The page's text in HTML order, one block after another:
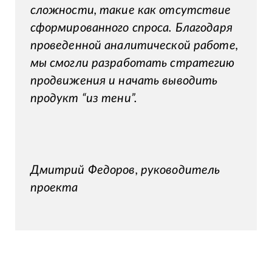
сложности, такие как отсутствие
сформированного спроса. Благодаря
проведенной аналитической работе,
мы смогли разработать стратегию
продвижения и начать выводить
продукт “из тени”.
Дмитрий Федоров, руководитель
проекта